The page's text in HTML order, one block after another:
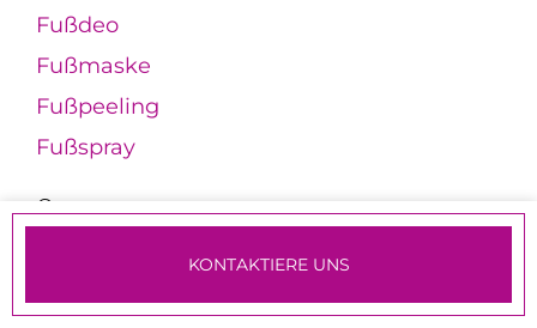
Fußdeo
Fußmaske
Fußpeeling
Fußspray
G
TERMINE & ANMELDUNG
KONTAKTIERE UNS